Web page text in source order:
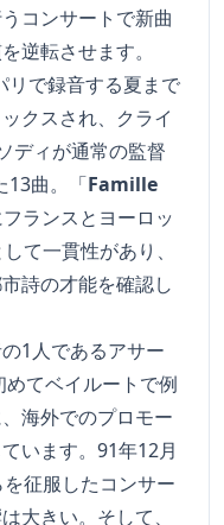
コンサートで新曲
逆転させます。
で録音する夏まで
クスされ、クライ
ディが通常の監督
13曲。「Famille
ランスとヨーロッ
て一貫性があり、
詩の才能を確認し
1人であるアサー
めてベイルートで例
海外でのプロモー
います。91年12月
征服したコンサー
大きい。そして、